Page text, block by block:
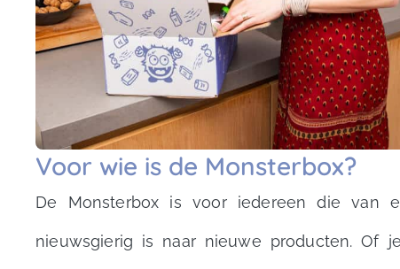
Voor wie is de Monsterbox?
De Monsterbox is voor iedereen die van
nieuwsgierig is naar nieuwe producten. Of